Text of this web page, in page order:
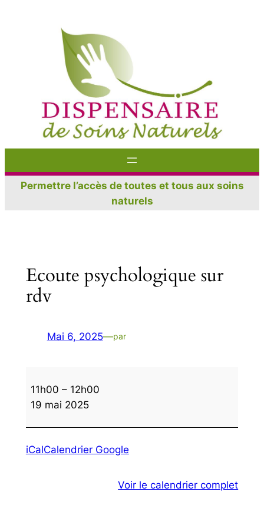
Permettre l’accès de toutes et tous aux soins
naturels
Ecoute psychologique sur
rdv
Mai 6, 2025—par
psychologique
sur
11h00 – 12h00
19 mai 2025
iCalCalendrier Google
Voir le calendrier complet